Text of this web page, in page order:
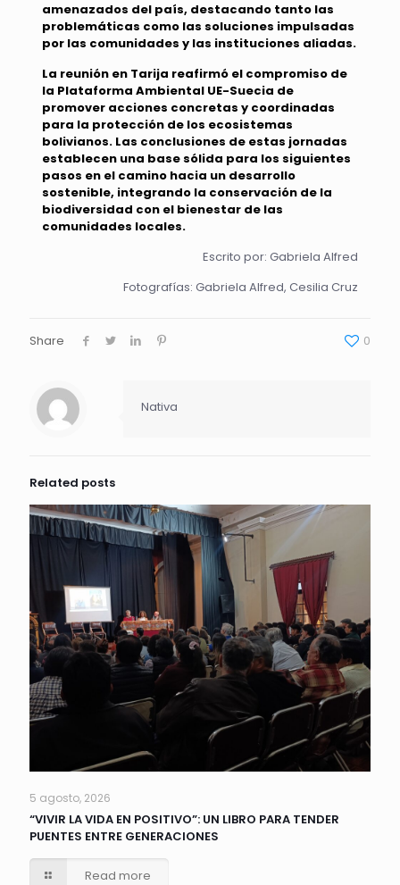
amenazados del país, destacando tanto las
problemáticas como las soluciones impulsadas
por las comunidades y las instituciones aliadas.
La reunión en Tarija reafirmó el compromiso de
la Plataforma Ambiental UE-Suecia de
promover acciones concretas y coordinadas
para la protección de los ecosistemas
bolivianos. Las conclusiones de estas jornadas
establecen una base sólida para los siguientes
pasos en el camino hacia un desarrollo
sostenible, integrando la conservación de la
biodiversidad con el bienestar de las
comunidades locales.
Escrito por: Gabriela Alfred
Fotografías: Gabriela Alfred, Cesilia Cruz
Share 0
Nativa
Related posts
5 agosto, 2026
“VIVIR LA VIDA EN POSITIVO”: UN LIBRO PARA TENDER
PUENTES ENTRE GENERACIONES
Read more